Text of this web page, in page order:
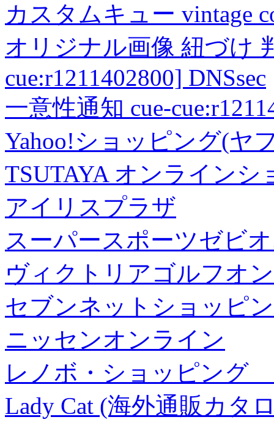
カスタムキュー vintage
オリジナル画像 紐づけ
cue:r1211402800] DNSsec
一意性通知 cue-
Yahoo!ショッピング(ヤ
TSUTAYA オンラインシ
アイリスプラザ
スーパースポーツゼビ
ヴィクトリアゴルフオ
セブンネットショッピ
ニッセンオンライン
レノボ・ショッピング
Lady Cat (海外通販カタ